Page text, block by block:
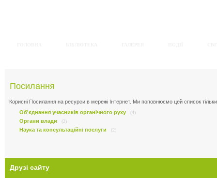
Посилання
Корисні Посилання на ресурси в мережі Інтернет. Ми поповнюємо цей список
Об'єднання учасників органічного руху
(4)
Органи влади (2)
Наука та консультаційні послуги (2)
Друзі сайту